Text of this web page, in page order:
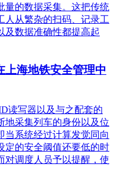
量的数据采集。这把传统
人从繁杂的扫码、记录工
及数据准确性都提高起
海地铁安全管理中
读写器以及与之配套的
地采集列车的身份以及位
当系统经过计算发觉同向
定的安全阈值还要低的时
对调度人员予以提醒，使